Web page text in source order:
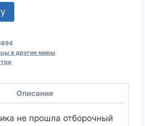
в другие миры
Описание
не прошла отборочный